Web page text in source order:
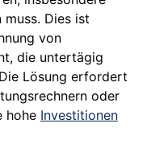
Dies ist
von
die untertägig
Lösung erfordert
oder
hohe Investitionen